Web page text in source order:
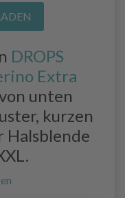
DROPS
Extra
unten
kurzen
Halsblende